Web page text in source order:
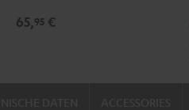
65,95 €